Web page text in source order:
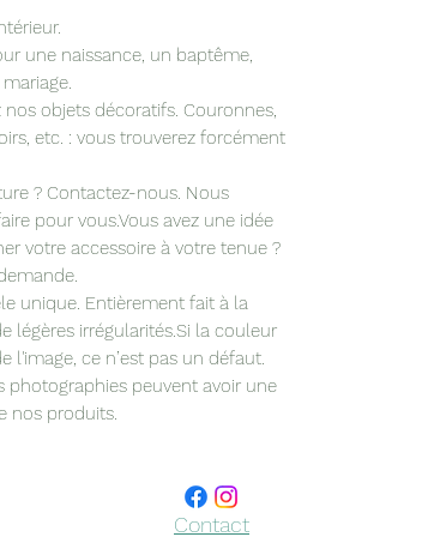
une naissance, un baptême,
objets décoratifs. Couronnes,
etc. : vous trouverez forcément
? Contactez-nous. Nous
pour vous.Vous avez une idée
votre accessoire à votre tenue ?
unique. Entièrement fait à la
légères irrégularités.Si la couleur
l'image, ce n’est pas un défaut.
photographies peuvent avoir une
nos produits.
Contact